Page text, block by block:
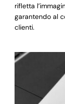
rifletta
garantendo al
clienti.